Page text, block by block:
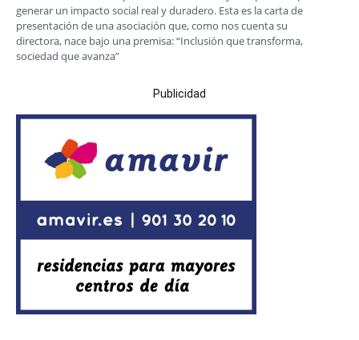
generar un impacto social real y duradero. Esta es la carta de
presentación de una asociación que, como nos cuenta su
directora, nace bajo una premisa: “Inclusión que transforma,
sociedad que avanza”
Publicidad